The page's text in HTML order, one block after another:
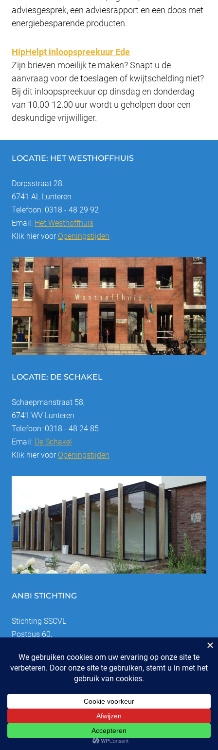
adviesgesprek, een adviesrapport en een doos met
energiebesparende producten.
HipHelpt inloopspreekuur Ede
Zijn brieven moeilijk te maken? Snapt u de
aanvraag voor de toeslagen of kwijtschelding niet?
Bij dit inloopspreekuur op dinsdag en donderdag
van 10.00-12.00 uur wordt u geholpen door een
deskundige vrijwilliger.
LOCATIE: HET WESTHOFFHUIS
Dorpsstraat 28,
6741 AL Lunteren
Telefoon: 0318 - 48 29 92
Email: Het Westhoffhuis
Klik hier voor Openingstijden
LOCATIE: DE SCHAKEL
Schaepmanstraat 58,
6741 WV Lunteren
Telefoon: 0318 - 48 24 85
Email: De Schakel
Klik hier voor Openingstijden
ANBI STICHTING
Stichting SSCVL
Postbus 60,
Email:SSCVL
Downloads